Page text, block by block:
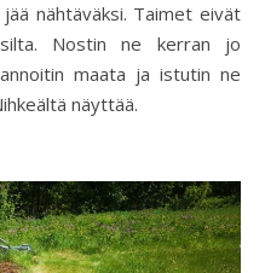
nähtäväksi. Taimet eivät
Nostin ne kerran jo
maata ja istutin ne
näyttää.